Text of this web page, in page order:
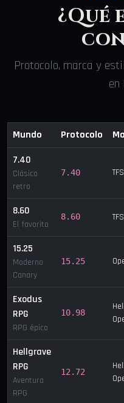
¿Qué
Protocolo, marca y
en
Mundo Protocolo
7.40
Clásico
retro
7.40
8.60
El favorito
8.60
15.25
Moderno
Canary
15.25
Exodus
RPG
RPG épico
10.98
Hellgrave
RPG
Aventura
RPG
12.72